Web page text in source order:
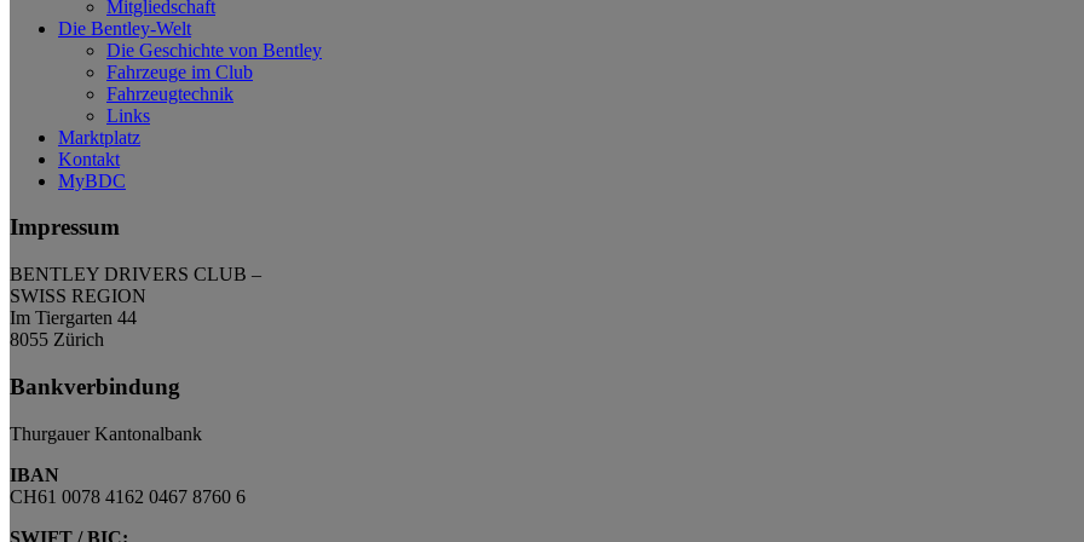
Mitgliedschaft
Die Bentley-Welt
Die Geschichte von Bentley
Fahrzeuge im Club
Fahrzeugtechnik
Links
Marktplatz
Kontakt
MyBDC
Impressum
BENTLEY DRIVERS CLUB –
SWISS REGION
Im Tiergarten 44
8055 Zürich
Bankverbindung
Thurgauer Kantonalbank
IBAN
CH61 0078 4162 0467 8760 6
SWIFT / BIC: